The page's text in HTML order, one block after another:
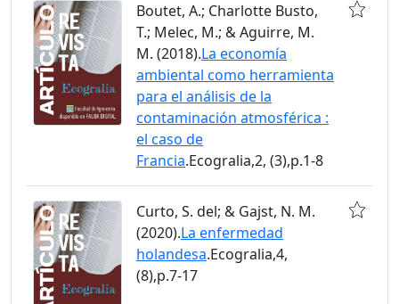
Boutet, A.; Charlotte Busto,
T.; Melec, M.; & Aguirre, M.
M. (2018).La economía
ambiental como herramienta
para el análisis de la
contaminación atmosférica :
el caso de
Francia.Ecogralia,2, (3),p.1-8
Curto, S. del; & Gajst, N. M.
(2020).La enfermedad
holandesa.Ecogralia,4,
(8),p.7-17